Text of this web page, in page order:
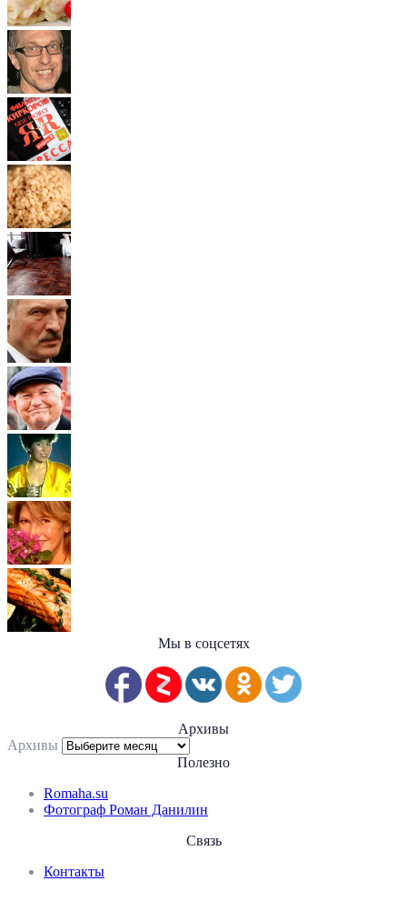
Мы в соцсетях
Архивы
Архивы
Полезно
Romaha.su
Фотограф Роман Данилин
Связь
Контакты